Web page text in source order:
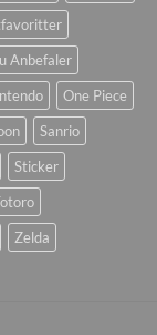
Anbefaler
One Piece
Sanrio
Sticker
Zelda